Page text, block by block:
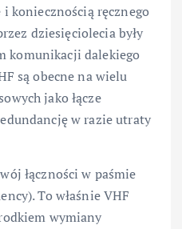
i koniecznością ręcznego
dziesięciolecia były
komunikacji dalekiego
są obecne na wielu
jako łącze
w razie utraty
łączności w paśmie
To właśnie VHF
wymiany